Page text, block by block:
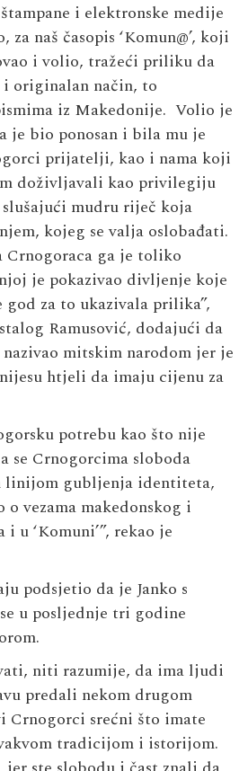
i elektronske medije
naš časopis ‘Komun@’, koji
i volio, tražeći priliku da
originalan način, to
iz Makedonije. Volio je
je bio ponosan i bila mu je
prijatelji, kao i nama koji
doživljavali kao privilegiju
mudru riječ koja
kojeg se valja oslobađati.
Crnogoraca ga je toliko
je pokazivao divljenje koje
god za to ukazivala prilika”,
Ramusović, dodajući da
mitskim narodom jer je
htjeli da imaju cijenu za
potrebu kao što nije
se Crnogorcima sloboda
linijom gubljenja identiteta,
o vezama makedonskog i
u ‘Komuni’”, rekao je
podsjetio da je Janko s
u posljednje tri godine
niti razumije, da ima ljudi
predali nekom drugom
Crnogorci srećni što imate
tradicijom i istorijom.